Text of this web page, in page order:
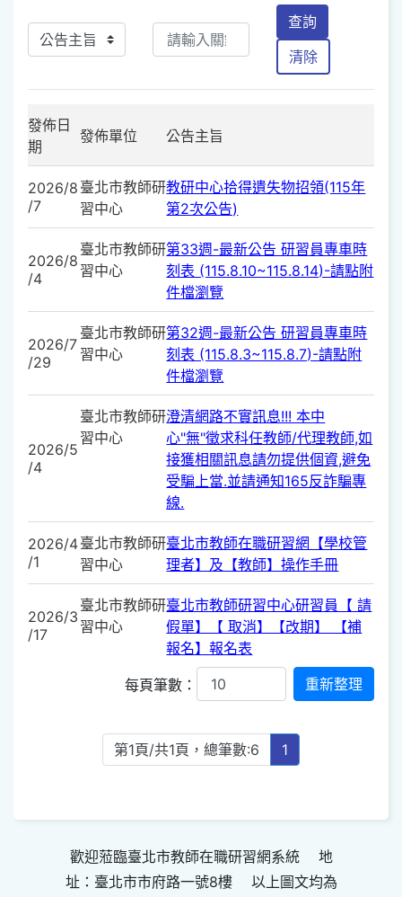
查詢
清除
發佈日
期
發佈單位 公告主旨
2026/8
/7
臺北市教師研
習中心
教研中心拾得遺失物招領(115年
第2次公告)
2026/8
/4
臺北市教師研
習中心
第33週-最新公告 研習員專車時
刻表 (115.8.10~115.8.14)-請點附
件檔瀏覽
2026/7
/29
臺北市教師研
習中心
第32週-最新公告 研習員專車時
刻表 (115.8.3~115.8.7)-請點附
件檔瀏覽
2026/5
/4
臺北市教師研
習中心
澄清網路不實訊息!!! 本中
心"無"徵求科任教師/代理教師,如
接獲相關訊息請勿提供個資,避免
受騙上當.並請通知165反詐騙專
線.
2026/4
/1
臺北市教師研
習中心
臺北市教師在職研習網【學校管
理者】及【教師】操作手冊
2026/3
/17
臺北市教師研
習中心
臺北市教師研習中心研習員【 請
假單】【 取消】【改期】 【補
報名】報名表
每頁筆數：
第1頁/共1頁，總筆數:6 1
歡迎蒞臨臺北市教師在職研習網系統 地
址：臺北市市府路一號8樓 以上圖文均為